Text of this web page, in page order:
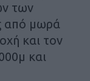
των
από μωρά
και τον
και